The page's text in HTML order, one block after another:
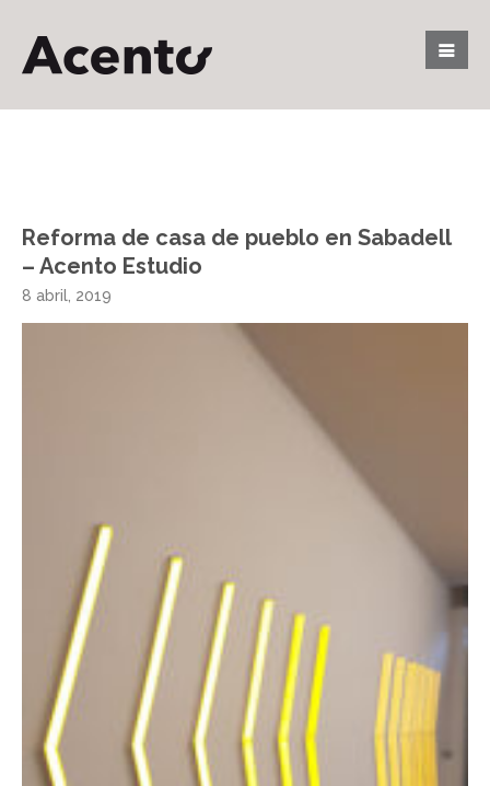
Reforma de casa de pueblo en Sabadell
– Acento Estudio
8 abril, 2019